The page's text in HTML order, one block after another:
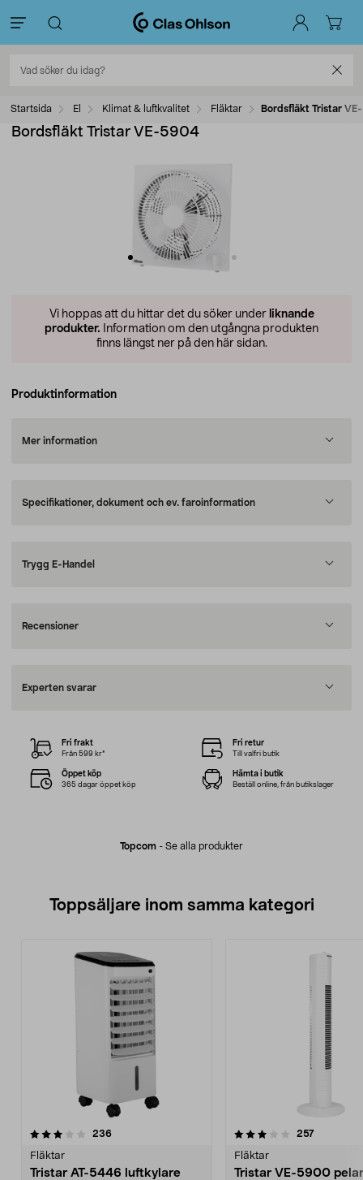
Startsida El Klimat & luftkvalitet Fläktar Bordsfläkt Tristar
Bordsfläkt Tristar VE-5904
Vi hoppas att du hittar det du söker under liknande
produkter. Information om den utgångna produkten
finns längst ner på den här sidan.
Produktinformation
Mer information
Specifikationer, dokument och ev. faroinformation
Trygg E-Handel
Recensioner
Experten svarar
Topcom - Se alla produkter
Fri frakt
Från 599 kr*
Fri retur
Till valfri butik
Öppet köp
365 dagar öppet köp
Hämta i butik
Beställ online, från butikslager
Toppsäljare inom samma kategori
236recensioner
Fläktar
Tristar AT-5446 luftkylare
3.5 av 5 stjärnor 257
Fläktar
Tristar VE-5900
4.0 av 5 stjärnor